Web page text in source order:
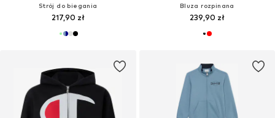
Strój do biegania
217,90 zł
Bluza rozpinana
239,90 zł